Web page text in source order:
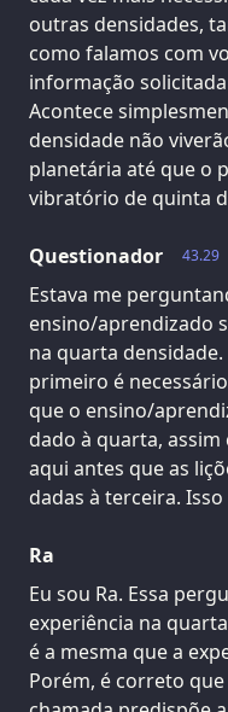
outras densidades,
como falamos com
informação
Acontece
densidade não
planetária até que o
vibratório de quinta
43.29
Questionador
Estava me
ensino/aprendizado
na quarta
primeiro é
que o ensino/
dado à quarta,
aqui antes que as
dadas à terceira.
Ra
Eu sou Ra. Essa
experiência na
é a mesma que a
Porém, é correto